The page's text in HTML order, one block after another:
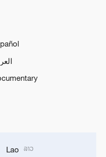
Lao ລາວ